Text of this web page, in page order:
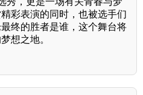
彩表演的同时，也被选手们
终的胜者是谁，这个舞台将
想之地。